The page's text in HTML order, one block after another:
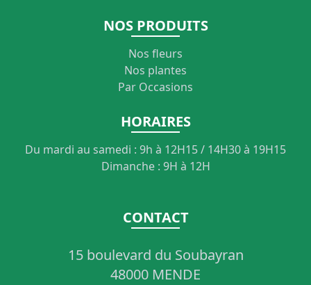
NOS PRODUITS
Nos fleurs
Nos plantes
Par Occasions
HORAIRES
Du mardi au samedi : 9h à 12H15 / 14H30 à 19H15
Dimanche : 9H à 12H
CONTACT
15 boulevard du Soubayran
48000 MENDE